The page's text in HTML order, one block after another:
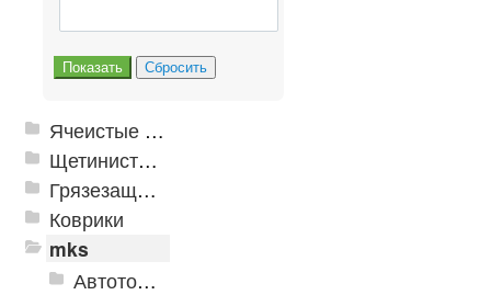
Ячеистые грязезащитные покрытия
Щетинистые покрытия
Грязезащитные, влаговпитывающие покрытия
Коврики
mks
Автотовары